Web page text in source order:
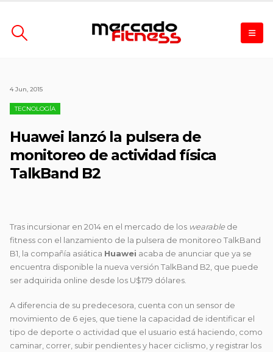
4 Jun, 2015
TECNOLOGÍA
Huawei lanzó la pulsera de
monitoreo de actividad física
TalkBand B2
Tras incursionar en 2014 en el mercado de los wearablede
fitness con el lanzamiento de la pulsera de monitoreo TalkBand
B1, la compañía asiática Huawei acaba de anunciar que ya se
encuentra disponible la nueva versión TalkBand B2, que puede
ser adquirida online desde los U$179 dólares.
A diferencia de su predecesora, cuenta con un sensor de
movimiento de 6 ejes, que tiene la capacidad de identificar el
tipo de deporte o actividad que el usuario está haciendo, como
caminar, correr, subir pendientes y hacer ciclismo, y registrar los